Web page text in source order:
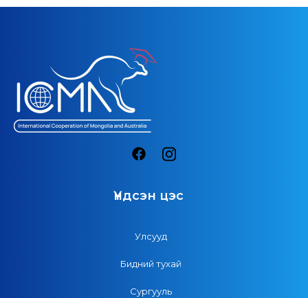
Үндсэн цэс
Улсууд
Бидний тухай
Сургууль